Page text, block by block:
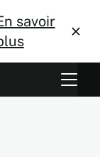
savoir